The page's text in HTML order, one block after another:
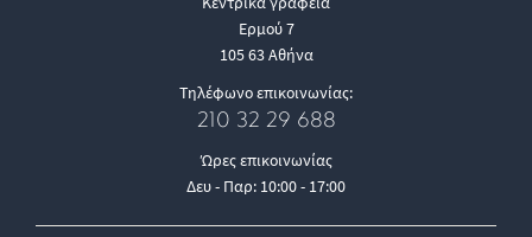
Ερμού 7
105 63 Αθήνα
Τηλέφωνο επικοινωνίας:
210 32 29 688
Ώρες επικοινωνίας
Δευ - Παρ: 10:00 - 17:00